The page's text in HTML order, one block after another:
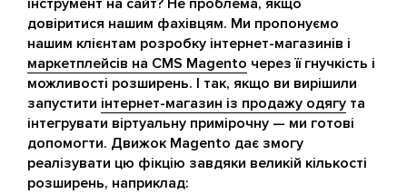
інструмент на сайт? Не проблема, якщо
довіритися нашим фахівцям. Ми пропонуємо
нашим клієнтам розробку інтернет-магазинів і
маркетплейсів на CMS Magento через її гнучкість і
можливості розширень. І так, якщо ви вирішили
запустити інтернет-магазин із продажу одягу та
інтегрувати віртуальну примірочну — ми готові
допомогти. Движок Magento дає змогу
реалізувати цю фікцію завдяки великій кількості
розширень, наприклад: